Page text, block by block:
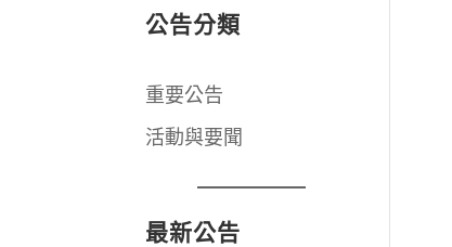
公告分類
重要公告
活動與要聞
最新公告